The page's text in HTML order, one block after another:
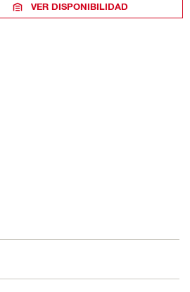
VER DISPONIBILIDAD